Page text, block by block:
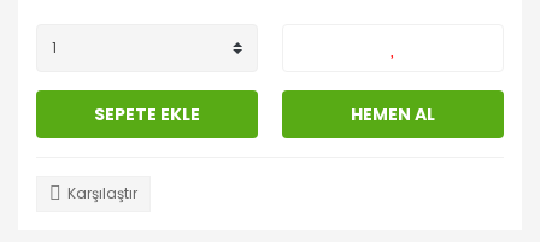
SEPETE EKLE HEMEN AL
Karşılaştır